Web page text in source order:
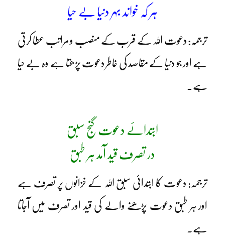
ہر کہ خواند بہر دنیا بے حیا
ترجمہ: دعوت اللہ کے قرب کے منصب و مراتب عطا کرتی
ہے اور جو دنیا کے مقاصد کی خاطر دعوت پڑھتا ہے وہ بے حیا
ہے۔
ابتدائے دعوت گنج سبق
در تصرف قید آمد ہر طبق
ترجمہ: دعوت کا ابتدائی سبق اللہ کے خزانوں پر تصرف ہے
اور ہر طبق دعوت پڑھنے والے کی قید اور تصرف میں آجاتا
ہے۔